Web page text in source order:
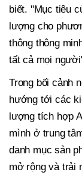
biết. "Mục tiêu
lượng cho
thông thông
tất cả mọi
Trong bối cảnh
hướng tới các
lượng tích hợp
mình ở trung
danh mục sản
mở rộng và trải